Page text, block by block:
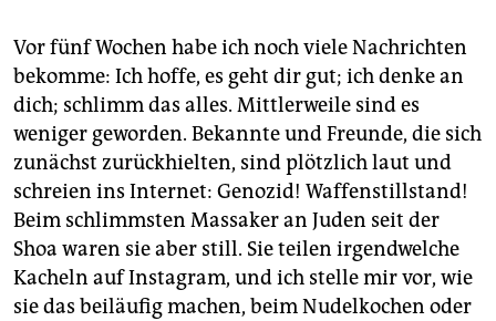
Vor fünf Wochen habe ich noch viele Nachrichten
bekomme: Ich hoffe, es geht dir gut; ich denke an
dich; schlimm das alles. Mittlerweile sind es
weniger geworden. Bekannte und Freunde, die sich
zunächst zurückhielten, sind plötzlich laut und
schreien ins Internet: Genozid! Waffenstillstand!
Beim schlimmsten Massaker an Juden seit der
Shoa waren sie aber still. Sie teilen irgendwelche
Kacheln auf Instagram, und ich stelle mir vor, wie
sie das beiläufig machen, beim Nudelkochen oder